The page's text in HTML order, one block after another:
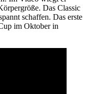
Das Classic
schaffen. Das erste
im Oktober in